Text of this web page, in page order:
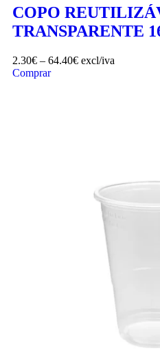
COPO
TRANSPARENTE
2.30€ – 64.40€ excl/iva
Comprar